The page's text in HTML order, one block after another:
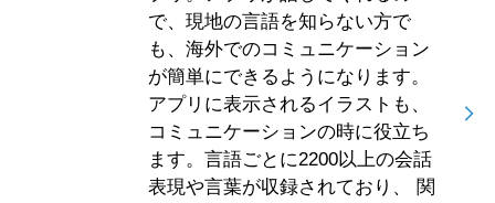
で、現地の言語を知らない方で
も、海外でのコミュニケーション
が簡単にできるようになります。
アプリに表示されるイラストも、
コミュニケーションの時に役立ち
ます。言語ごとに2200以上の会話
表現や言葉が収録されており、 関